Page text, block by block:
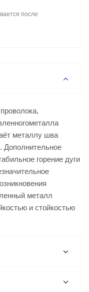
после
металлу шва
Дополнительное
горение дуги
металл
и стойкостью